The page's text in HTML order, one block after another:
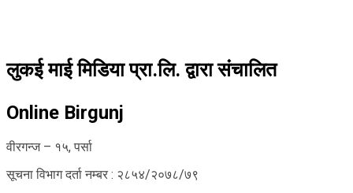
लुकई माई मिडिया प्रा.लि. द्वारा संचालित
Online Birgunj
वीरगन्ज – १५, पर्सा
सूचना विभाग दर्ता नम्बर : २८५४/२०७८/७९